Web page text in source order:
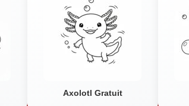
Axolotl Gratuit